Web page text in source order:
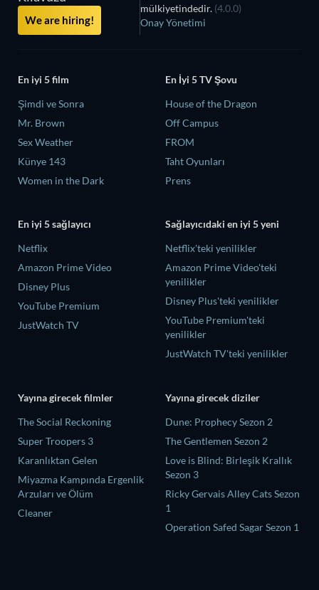
We are hiring!
mülkiyetindedir. (4.0.0)
Onay Yönetimi
En iyi 5 film
Şimdi ve Sonra
Mr. Brown
Sex Weather
Künye 143
Women in the Dark
En İyi 5 TV Şovu
House of the Dragon
Off Campus
FROM
Taht Oyunları
Prens
En iyi 5 sağlayıcı
Netflix
Amazon Prime Video
Disney Plus
YouTube Premium
JustWatch TV
Sağlayıcıdaki en iyi 5 yeni
Netflix'teki yenilikler
Amazon Prime Video'teki
yenilikler
Disney Plus'teki yenilikler
YouTube Premium'teki
yenilikler
JustWatch TV'teki yenilikler
Yayına girecek filmler
The Social Reckoning
Super Troopers 3
Karanlıktan Gelen
Miyazma Kampında Ergenlik
Arzuları ve Ölüm
Cleaner
Yayına girecek diziler
Dune: Prophecy Sezon 2
The Gentlemen Sezon 2
Love is Blind: Birleşik Krallık
Sezon 3
Ricky Gervais Alley Cats Sezon
1
Operation Safed Sagar Sezon 1